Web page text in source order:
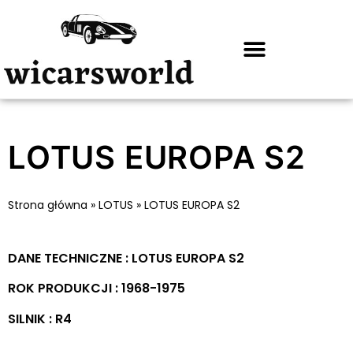
LOTUS EUROPA S2
Strona główna » LOTUS » LOTUS EUROPA S2
DANE TECHNICZNE : LOTUS EUROPA S2
ROK PRODUKCJI : 1968-1975
SILNIK : R4